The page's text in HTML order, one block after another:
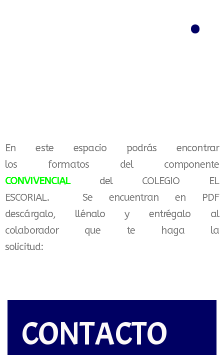
Menú
En este espacio podrás encontrar
los formatos del componente
CONVIVENCIAL
del COLEGIO EL
ESCORIAL. Se encuentran en PDF
descárgalo, llénalo y entrégalo al
colaborador que te haga la
solicitud:
CONTACTO